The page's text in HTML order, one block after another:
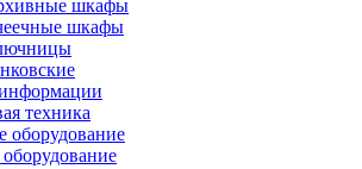
шкафы
шкафы
техника
оборудование